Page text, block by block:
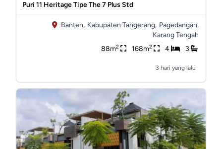
Puri 11 Heritage Tipe The 7 Plus Std
Banten, Kabupaten Tangerang, Pagedangan,
Karang Tengah
88m2 168m2 4 3
3 hari yang lalu